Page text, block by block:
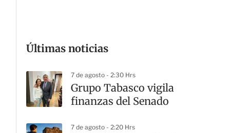
Últimas noticias
7 de agosto - 2:30 Hrs
Grupo Tabasco vigila
finanzas del Senado
7 de agosto - 2:20 Hrs